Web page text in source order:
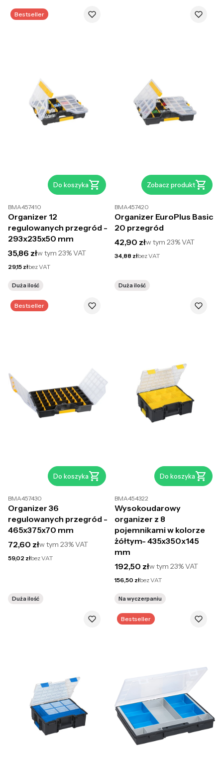
Bestseller
Do koszyka
BMA457410
Organizer 12
regulowanych przegród -
293x235x50 mm
Cena brutto
35,86 złw tym 23%VAT
Cena netto
29,15 złbez VAT
Duża ilość
Zobacz produkt
BMA457420
Organizer EuroPlus Basic
20 przegród
Cena brutto
42,90 złw tym23%VAT
Cena netto
34,88 złbez VAT
Duża ilość
Bestseller
Do koszyka
BMA457430
Organizer 36
regulowanych przegród -
465x375x70 mm
Cena brutto
72,60 złw tym 23%VAT
Cena netto
59,02 złbez VAT
Duża ilość
Do koszyka
BMA454322
Wysokoudarowy
organizer z 8
pojemnikami w kolorze
żółtym- 435x350x145
mm
Cena brutto
192,50 złw tym23%VAT
Cena netto
156,50 złbez VAT
Na wyczerpaniu
Bestseller